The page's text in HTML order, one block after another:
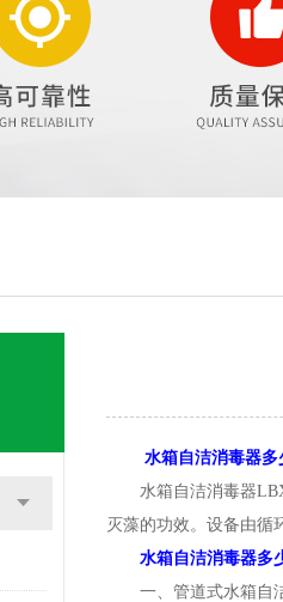
水箱自洁消毒器多
水箱自洁消毒器
灭藻的功效。设备由循
水箱自洁消毒器多
一、管道式水箱自